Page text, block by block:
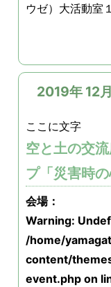
ウゼ）大活動室
2019年 12
ここに文字
空と土の交
プ「災害時の
会場：
Warning:
/home/
content/
event.php on